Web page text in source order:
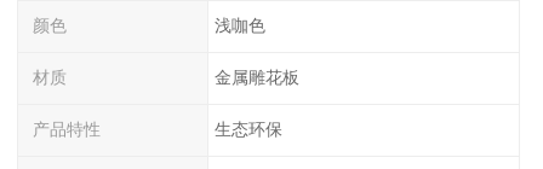
颜色 浅咖色
材质 金属雕花板
产品特性 生态环保